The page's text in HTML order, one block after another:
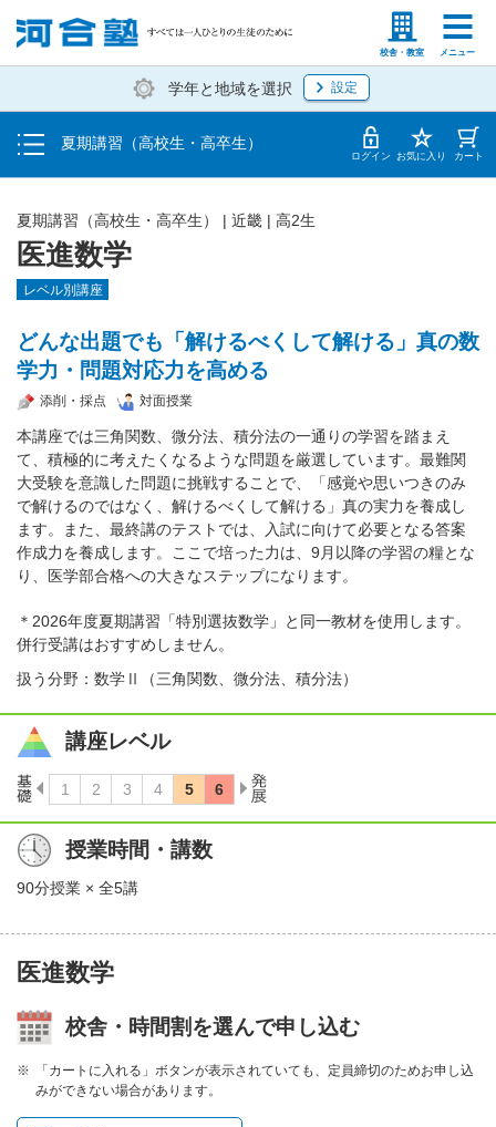
校舎・教室 メニュー
塾生の方 高等学校の先生
学年と地域を選択 設定
夏期講習（高校生・高卒生）
受講料・お申し込み方法
受講開始までの流れ
校舎・教室一覧 ログイン お気に入り カート
医進数学
夏期講習（高校生・高卒生） | 近畿 | 高2生
レベル別講座
どんな出題でも「解けるべくして解ける」真の数
学力・問題対応力を高める
添削・採点 対面授業
本講座では三角関数、微分法、積分法の一通りの学習を踏まえ
て、積極的に考えたくなるような問題を厳選しています。最難関
大受験を意識した問題に挑戦することで、「感覚や思いつきのみ
で解けるのではなく、解けるべくして解ける」真の実力を養成し
ます。また、最終講のテストでは、入試に向けて必要となる答案
作成力を養成します。ここで培った力は、9月以降の学習の糧とな
り、医学部合格への大きなステップになります。
＊2026年度夏期講習「特別選抜数学」と同一教材を使用します。
併行受講はおすすめしません。
扱う分野：数学Ⅱ（三角関数、微分法、積分法）
講座レベル
授業時間・講数
90分授業 × 全5講
医進数学
校舎・時間割を選んで申し込む
「カートに入れる」ボタンが表示されていても、定員締切のためお申し込
みができない場合があります。